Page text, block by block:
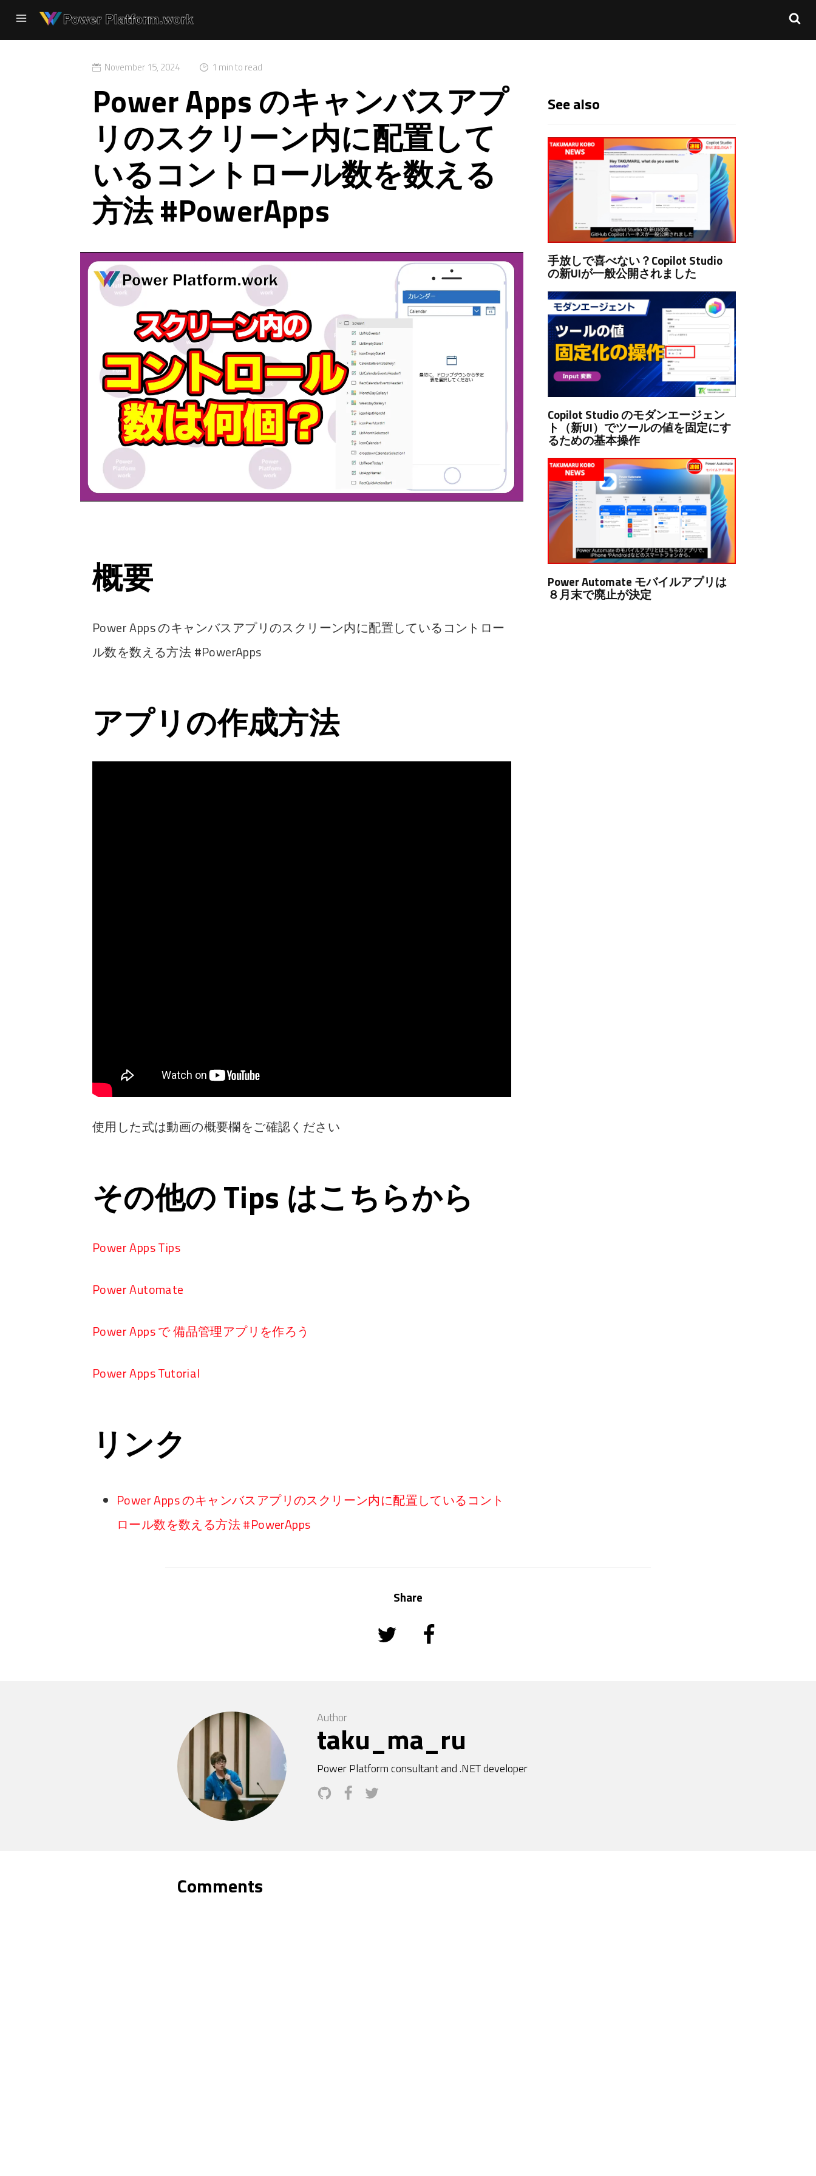
November 15, 2024 1 min to read
Power Apps のキャンバスアプ
リのスクリーン内に配置して
いるコントロール数を数える
方法 #PowerApps
概要
Power Apps のキャンバスアプリのスクリーン内に配置しているコントロー
ル数を数える方法 #PowerApps
アプリの作成方法
使用した式は動画の概要欄をご確認ください
その他の Tips はこちらから
Power Apps Tips
Power Automate
Power Apps で 備品管理アプリを作ろう
Power Apps Tutorial
リンク
Power Apps のキャンバスアプリのスクリーン内に配置しているコント
ロール数を数える方法 #PowerApps
See also
手放しで喜べない？Copilot Studio
の新UIが一般公開されました
Copilot Studio のモダンエージェン
ト（新UI）でツールの値を固定にす
るための基本操作
Power Automate モバイルアプリは
８月末で廃止が決定
Share
Author
taku_ma_ru
Power Platform consultant and .NET developer
Comments